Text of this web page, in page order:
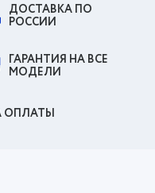
ДОСТАВКА ПО
РОССИИ
ГАРАНТИЯ НА ВСЕ
МОДЕЛИ
ОПЛАТЫ